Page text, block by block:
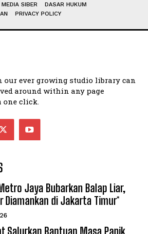
SIBER
DASAR HUKUM
PRIVACY POLICY
our ever growing studio library can
around within any page
click.
Jaya Bubarkan Balap Liar,
Diamankan di Jakarta Timur*